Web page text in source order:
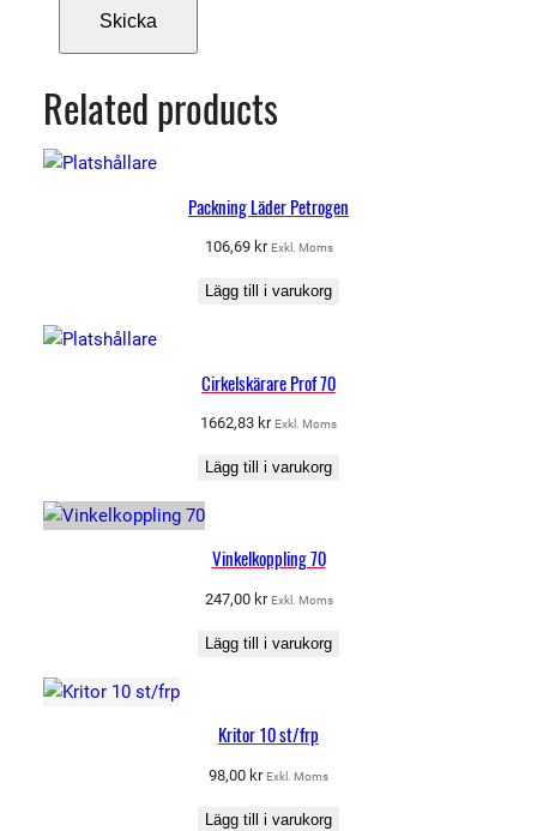
Related products
Packning Läder Petrogen
106,69 kr Exkl. Moms
Lägg till i varukorg
Cirkelskärare Prof 70
1662,83 kr Exkl. Moms
Lägg till i varukorg
Vinkelkoppling 70
247,00 kr Exkl. Moms
Lägg till i varukorg
Kritor 10 st/frp
98,00 kr Exkl. Moms
Lägg till i varukorg